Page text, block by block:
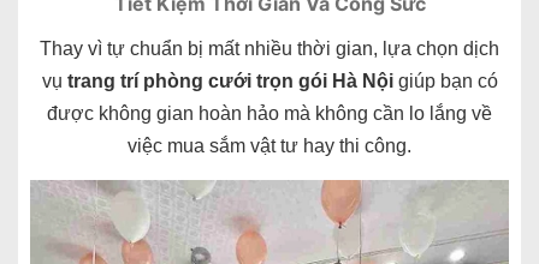
Thay vì tự chuẩn bị mất nhiều thời gian, lựa chọn dịch
vụ trang trí phòng cưới trọn gói Hà Nộigiúp bạn có
được không gian hoàn hảo mà không cần lo lắng về
việc mua sắm vật tư hay thi công.